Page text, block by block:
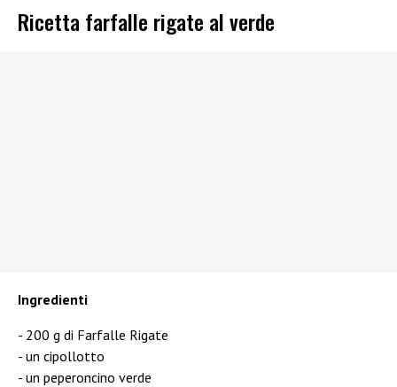
Ricetta farfalle rigate al verde
Ingredienti
200 g di Farfalle Rigate
un cipollotto
un peperoncino verde